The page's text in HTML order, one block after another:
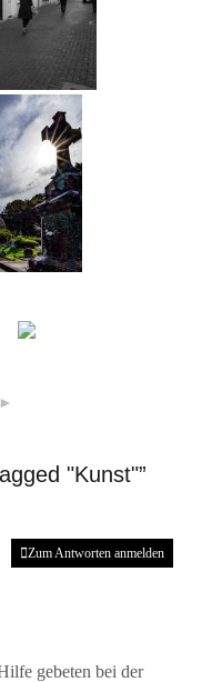
►
"Kunst"”
gebeten bei der
Zum Antworten anmelden